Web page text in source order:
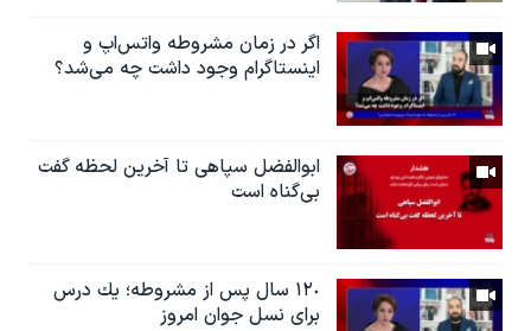
اگر در زمان مشروطه واتس‌اپ و
اینستاگرام وجود داشت چه مى‌شد؟
ابوالفضل سپاهی تا آخرین لحظه گفت
بی‌گناه است
١٢٠ سال پس از مشروطه؛ یك درس
براى نسل جوان امروز